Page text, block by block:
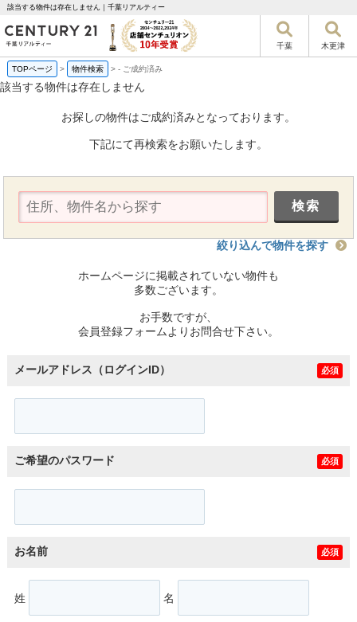
該当する物件は存在しません｜千葉リアルティー
千葉 木更津
TOPページ > 物件検索 >- ご成約済み
該当する物件は存在しません
お探しの物件はご成約済みとなっております。
下記にて再検索をお願いたします。
絞り込んで物件を探す
ホームページに掲載されていない物件も
多数ございます。
お手数ですが、
会員登録フォームよりお問合せ下さい。
メールアドレス（ログインID） 必須
ご希望のパスワード 必須
お名前 必須
姓 名